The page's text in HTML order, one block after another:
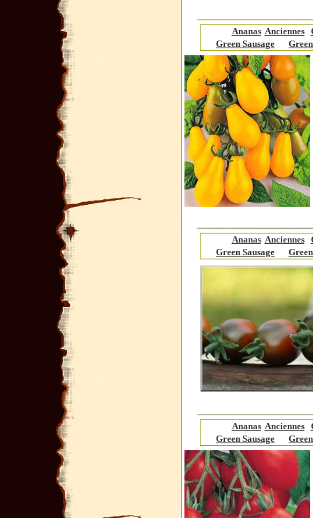
Ananas Anciennes
Green Sausage
Ananas Anciennes
Green Sausage
Ananas Anciennes
Green Sausage